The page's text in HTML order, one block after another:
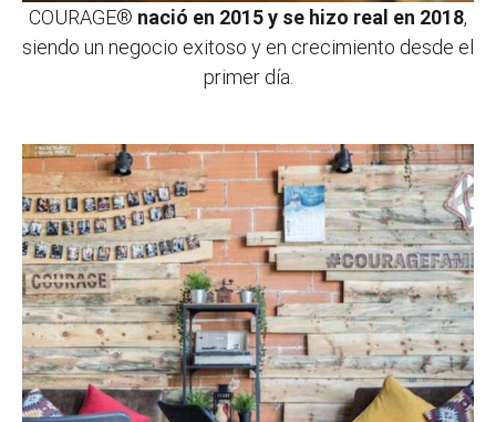
COURAGE® nació en 2015 y se hizo real en 2018,
siendo un negocio exitoso y en crecimiento desde el
primer día.